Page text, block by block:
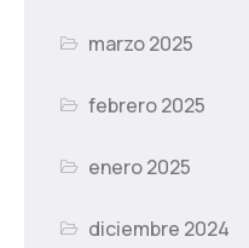
marzo 2025
febrero 2025
enero 2025
diciembre 2024